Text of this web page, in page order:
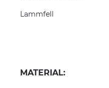
Lammfell
MATERIAL: